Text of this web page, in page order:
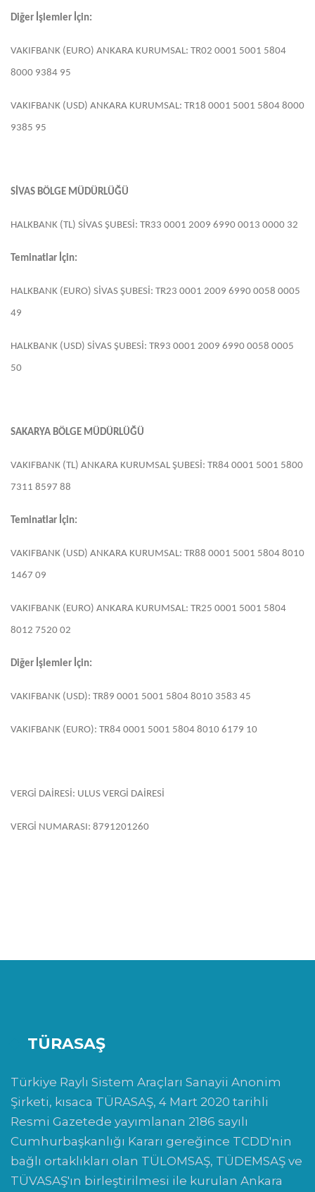
Diğer İşlemler İçin:
VAKIFBANK (EURO) ANKARA KURUMSAL: TR02 0001 5001 5804
8000 9384 95
VAKIFBANK (USD) ANKARA KURUMSAL: TR18 0001 5001 5804 8000
9385 95
SİVAS BÖLGE MÜDÜRLÜĞÜ
HALKBANK (TL) SİVAS ŞUBESİ: TR33 0001 2009 6990 0013 0000 32
Teminatlar İçin:
HALKBANK (EURO) SİVAS ŞUBESİ: TR23 0001 2009 6990 0058 0005
49
HALKBANK (USD) SİVAS ŞUBESİ: TR93 0001 2009 6990 0058 0005
50
SAKARYA BÖLGE MÜDÜRLÜĞÜ
VAKIFBANK (TL) ANKARA KURUMSAL ŞUBESİ: TR84 0001 5001 5800
7311 8597 88
Teminatlar İçin:
VAKIFBANK (USD) ANKARA KURUMSAL: TR88 0001 5001 5804 8010
1467 09
VAKIFBANK (EURO) ANKARA KURUMSAL: TR25 0001 5001 5804
8012 7520 02
Diğer İşlemler İçin:
VAKIFBANK (USD): TR89 0001 5001 5804 8010 3583 45
VAKIFBANK (EURO): TR84 0001 5001 5804 8010 6179 10
VERGİ DAİRESİ: ULUS VERGİ DAİRESİ
VERGİ NUMARASI: 8791201260
TÜRASAŞ
Türkiye Raylı Sistem Araçları Sanayii Anonim
Şirketi, kısaca TÜRASAŞ, 4 Mart 2020 tarihli
Resmi Gazetede yayımlanan 2186 sayılı
Cumhurbaşkanlığı Kararı gereğince TCDD'nin
bağlı ortaklıkları olan TÜLOMSAŞ, TÜDEMSAŞ ve
TÜVASAŞ'ın birleştirilmesi ile kurulan Ankara